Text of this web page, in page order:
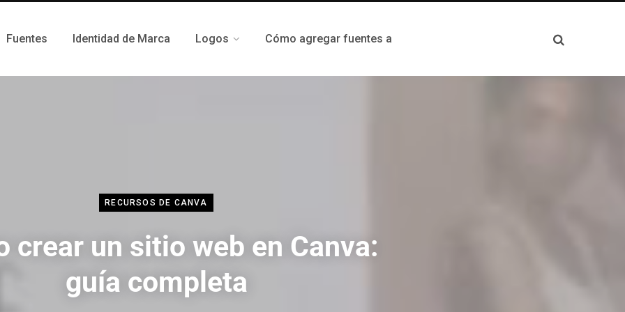
Fuentes Identidad de Marca Logos Cómo agregar fuentes a
RECURSOS DE CANVA
crear un sitio web en Canva:
guía completa